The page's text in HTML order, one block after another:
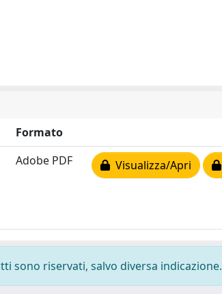
Formato
Adobe PDF Visualizza/Apri
sono riservati, salvo diversa indicazione.